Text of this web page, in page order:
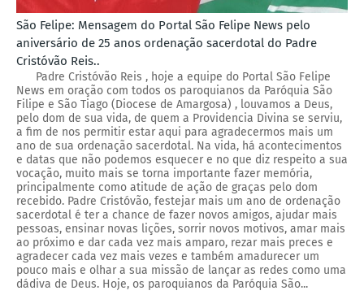
São Felipe: Mensagem do Portal São Felipe News pelo
aniversário de 25 anos ordenação sacerdotal do Padre
Cristóvão Reis..
Padre Cristóvão Reis , hoje a equipe do Portal São Felipe
News em oração com todos os paroquianos da Paróquia São
Filipe e São Tiago (Diocese de Amargosa) , louvamos a Deus,
pelo dom de sua vida, de quem a Providencia Divina se serviu,
a fim de nos permitir estar aqui para agradecermos mais um
ano de sua ordenação sacerdotal. Na vida, há acontecimentos
e datas que não podemos esquecer e no que diz respeito a sua
vocação, muito mais se torna importante fazer memória,
principalmente como atitude de ação de graças pelo dom
recebido. Padre Cristóvão, festejar mais um ano de ordenação
sacerdotal é ter a chance de fazer novos amigos, ajudar mais
pessoas, ensinar novas lições, sorrir novos motivos, amar mais
ao próximo e dar cada vez mais amparo, rezar mais preces e
agradecer cada vez mais vezes e também amadurecer um
pouco mais e olhar a sua missão de lançar as redes como uma
dádiva de Deus. Hoje, os paroquianos da Paróquia São...